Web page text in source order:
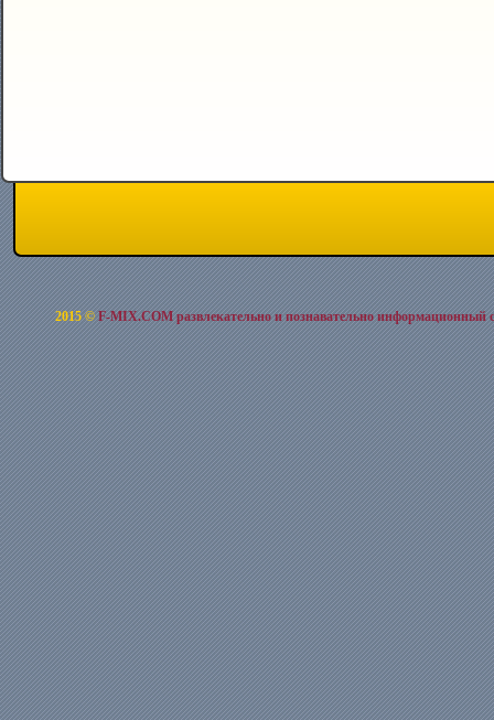
2015 ©F-MIX.COM развлекательно и познавательно информационный